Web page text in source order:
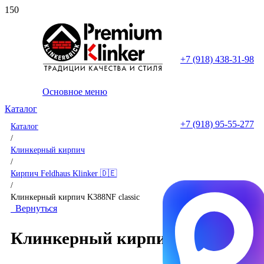
+7 (918) 438-31-98
+7 (918) 95-55-277
Основное меню
Каталог
Каталог
/
Клинкерный кирпич
/
Кирпич Feldhaus Klinker 🇩🇪
/
Клинкерный кирпич K388NF classic
Вернуться
Клинкерный кирпич K388NF